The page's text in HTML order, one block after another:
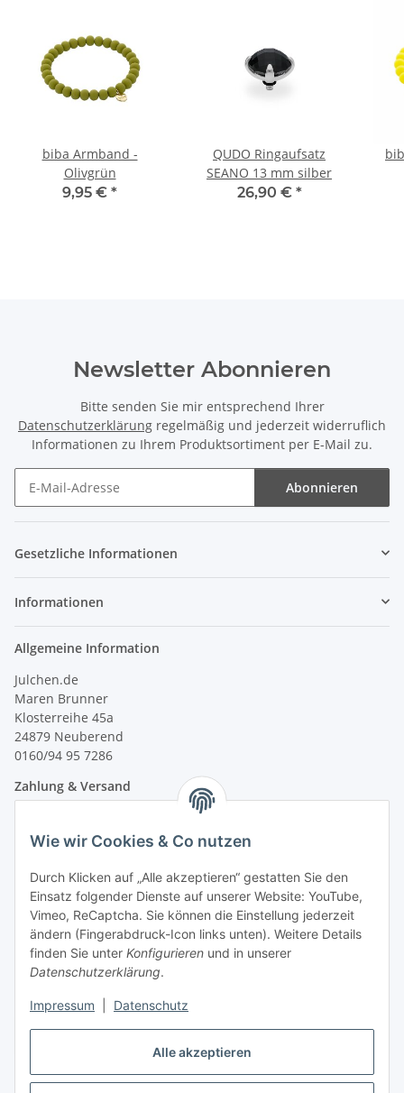
Alle akzeptieren
Wie wir Cookies & Co nutzen
Durch Klicken auf „Alle akzeptieren“ gestatten Sie den
Einsatz folgender Dienste auf unserer Website: YouTube,
Vimeo, ReCaptcha. Sie können die Einstellung jederzeit
ändern (Fingerabdruck-Icon links unten). Weitere Details
finden Sie unter Konfigurieren und in unserer
Datenschutzerklärung.
Impressum Datenschutz
biba Armband -
Olivgrün
9,95 € *
QUDO Ringaufsatz
SEANO 13 mm silber
26,90 € *
Newsletter Abonnieren
Bitte senden Sie mir entsprechend Ihrer
Datenschutzerklärung regelmäßig und jederzeit widerruflich
Informationen zu Ihrem Produktsortiment per E-Mail zu.
Abonnieren
Gesetzliche Informationen
Informationen
Allgemeine Information
Julchen.de
Maren Brunner
Klosterreihe 45a
24879 Neuberend
0160/94 95 7286
Zahlung & Versand
Vertrag widerrufen